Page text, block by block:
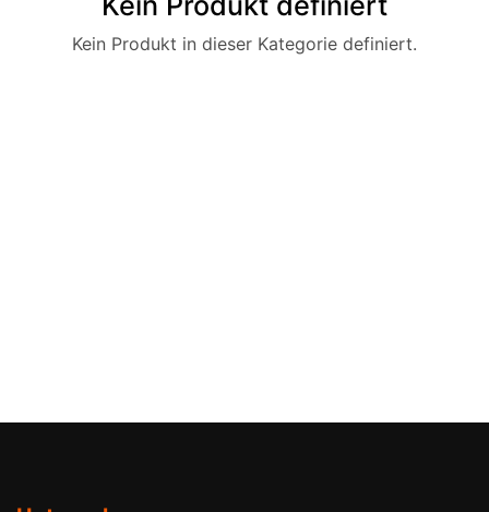
Kein Produkt in dieser Kategorie definiert.